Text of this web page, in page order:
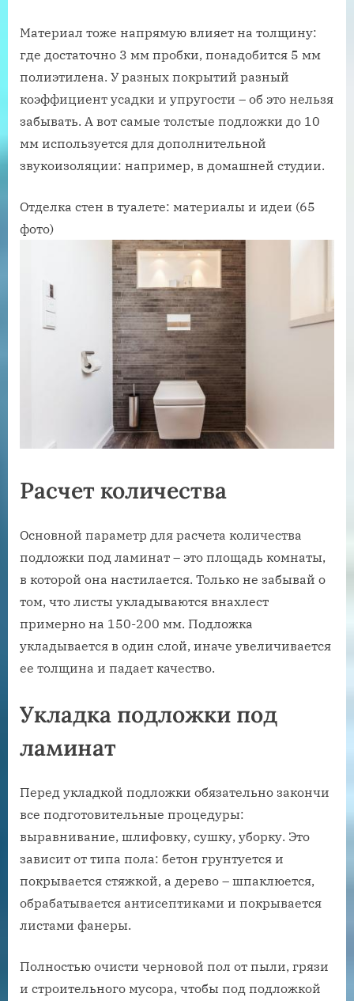
Материал тоже напрямую влияет на толщину:
где достаточно 3 мм пробки, понадобится 5 мм
полиэтилена. У разных покрытий разный
коэффициент усадки и упругости – об это нельзя
забывать. А вот самые толстые подложки до 10
мм используется для дополнительной
звукоизоляции: например, в домашней студии.
Отделка стен в туалете: материалы и идеи (65
фото)
Расчет количества
Основной параметр для расчета количества
подложки под ламинат – это площадь комнаты,
в которой она настилается. Только не забывай о
том, что листы укладываются внахлест
примерно на 150-200 мм. Подложка
укладывается в один слой, иначе увеличивается
ее толщина и падает качество.
Укладка подложки под
ламинат
Перед укладкой подложки обязательно закончи
все подготовительные процедуры:
выравнивание, шлифовку, сушку, уборку. Это
зависит от типа пола: бетон грунтуется и
покрывается стяжкой, а дерево – шпаклюется,
обрабатывается антисептиками и покрывается
листами фанеры.
Полностью очисти черновой пол от пыли, грязи
и строительного мусора, чтобы под подложкой